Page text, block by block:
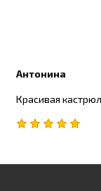
Антонина
Красивая